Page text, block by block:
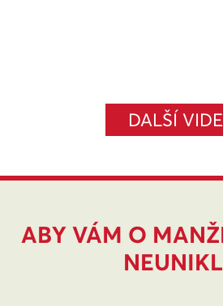
DALŠÍ
ABY VÁM O